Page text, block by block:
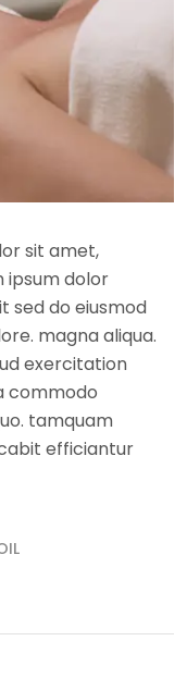
sit amet,
ipsum dolor
sed do eiusmod
magna aliqua.
exercitation
commodo
tamquam
efficiantur